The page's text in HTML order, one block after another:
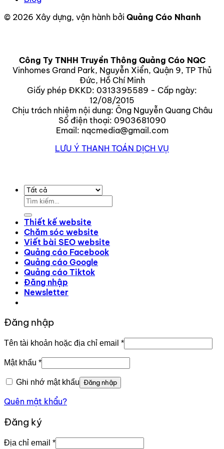
© 2026 Xây dựng, vận hành bởi Quảng Cáo Nhanh
Công Ty TNHH Truyền Thông Quảng Cáo NQC
Vinhomes Grand Park, Nguyễn Xiển, Quận 9, TP Thủ
Đức, Hồ Chí Minh
Giấy phép ĐKKD: 0313395589 - Cấp ngày:
12/08/2015
Chịu trách nhiệm nội dung: Ông Nguyễn Quang Châu
Số điện thoại: 0903681090
Email: nqcmedia@gmail.com
LƯU Ý THANH TOÁN DỊCH VỤ
Tìm
kiếm:
Thiết kế website
Chăm sóc website
Viết bài SEO website
Quảng cáo Facebook
Quảng cáo Google
Quảng cáo Tiktok
Đăng nhập
Newsletter
Đăng nhập
Tên tài khoản hoặc địa chỉ email *Bắt
buộc
Mật khẩu *Bắt
buộc
Ghi nhớ mật khẩu Đăng nhập
Quên mật khẩu?
Đăng ký
Địa chỉ email *Bắt